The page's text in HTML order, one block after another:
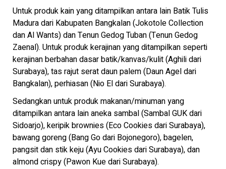
Untuk produk kain yang ditampilkan antara lain Batik Tulis
Madura dari Kabupaten Bangkalan (Jokotole Collection
dan Al Wants) dan Tenun Gedog Tuban (Tenun Gedog
Zaenal). Untuk produk kerajinan yang ditampilkan seperti
kerajinan berbahan dasar batik/kanvas/kulit (Aghili dari
Surabaya), tas rajut serat daun palem (Daun Agel dari
Bangkalan), perhiasan (Nio El dari Surabaya).
Sedangkan untuk produk makanan/minuman yang
ditampilkan antara lain aneka sambal (Sambal GUK dari
Sidoarjo), keripik brownies (Eco Cookies dari Surabaya),
bawang goreng (Bang Go dari Bojonegoro), bagelen,
pangsit dan stik keju (Ayu Cookies dari Surabaya), dan
almond crispy (Pawon Kue dari Surabaya).